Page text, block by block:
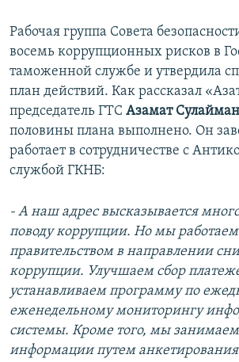
Рабочая группа Совета
восемь коррупционных рисков в
таможенной службе и утвердила
план действий. Как рассказал
председатель ГТС Азамат
половины плана выполнено. Он
работает в сотрудничестве с
службой ГКНБ:
- А наш адрес высказывается
поводу коррупции. Но мы работаем
правительством в направлении
коррупции. Улучшаем сбор
устанавливаем программу по
еженедельному мониторингу
системы. Кроме того, мы
информации путем